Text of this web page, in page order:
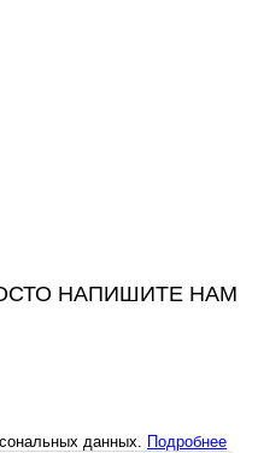
НАПИШИТЕ НАМ
данных. Подробнее